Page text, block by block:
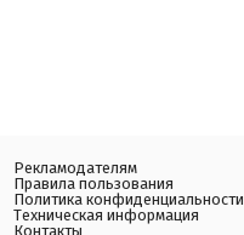
Рекламодателям
Правила пользования
Политика конфиденциальности
Техническая информация
Контакты